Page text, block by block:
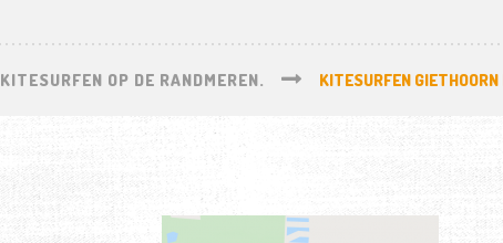
KITESURFEN OP DE RANDMEREN. KITESURFEN